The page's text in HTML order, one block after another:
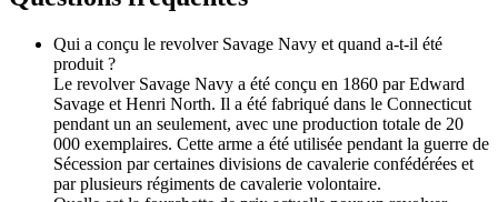
Qui a conçu le revolver Savage Navy et quand a-t-il été
produit ?
Le revolver Savage Navy a été conçu en 1860 par Edward
Savage et Henri North. Il a été fabriqué dans le Connecticut
pendant un an seulement, avec une production totale de 20
000 exemplaires. Cette arme a été utilisée pendant la guerre de
Sécession par certaines divisions de cavalerie confédérées et
par plusieurs régiments de cavalerie volontaire.